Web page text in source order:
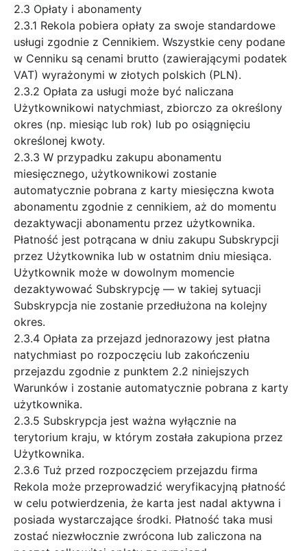
2.3 Opłaty i abonamenty
2.3.1 Rekola pobiera opłaty za swoje standardowe
usługi zgodnie z Cennikiem. Wszystkie ceny podane
w Cenniku są cenami brutto (zawierającymi podatek
VAT) wyrażonymi w złotych polskich (PLN).
2.3.2 Opłata za usługi może być naliczana
Użytkownikowi natychmiast, zbiorczo za określony
okres (np. miesiąc lub rok) lub po osiągnięciu
określonej kwoty.
2.3.3 W przypadku zakupu abonamentu
miesięcznego, użytkownikowi zostanie
automatycznie pobrana z karty miesięczna kwota
abonamentu zgodnie z cennikiem, aż do momentu
dezaktywacji abonamentu przez użytkownika.
Płatność jest potrącana w dniu zakupu Subskrypcji
przez Użytkownika lub w ostatnim dniu miesiąca.
Użytkownik może w dowolnym momencie
dezaktywować Subskrypcję — w takiej sytuacji
Subskrypcja nie zostanie przedłużona na kolejny
okres.
2.3.4 Opłata za przejazd jednorazowy jest płatna
natychmiast po rozpoczęciu lub zakończeniu
przejazdu zgodnie z punktem 2.2 niniejszych
Warunków i zostanie automatycznie pobrana z karty
użytkownika.
2.3.5 Subskrypcja jest ważna wyłącznie na
terytorium kraju, w którym została zakupiona przez
Użytkownika.
2.3.6 Tuż przed rozpoczęciem przejazdu firma
Rekola może przeprowadzić weryfikacyjną płatność
w celu potwierdzenia, że karta jest nadal aktywna i
posiada wystarczające środki. Płatność taka musi
zostać niezwłocznie zwrócona lub zaliczona na